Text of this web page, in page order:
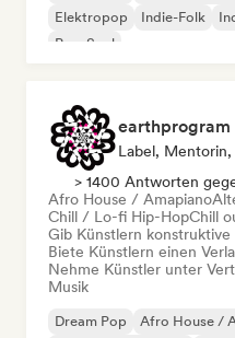
Elektropop
Indie-Folk
Pop-Soul
earthprogram
Label, Mentorin,
> 1400 Antworten
Afro House / Amapiano
Chill / Lo-fi Hip-HopChill
Gib Künstlern konstruktive
Biete Künstlern einen
Nehme Künstler unter
Musik
Dream Pop Afro House /